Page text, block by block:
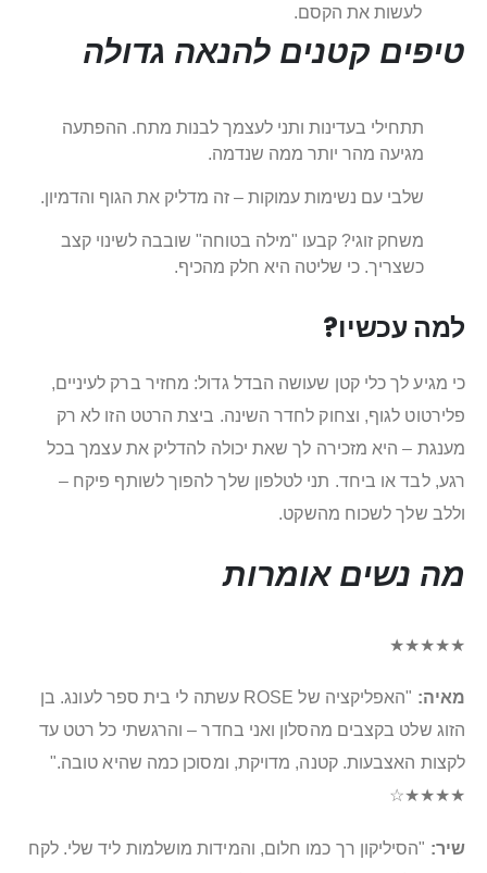
לעשות את הקסם.
טיפים קטנים להנאה גדולה
תתחילי בעדינות ותני לעצמך לבנות מתח. ההפתעה
מגיעה מהר יותר ממה שנדמה.
שלבי עם נשימות עמוקות – זה מדליק את הגוף והדמיון.
משחק זוגי? קבעו "מילה בטוחה" שובבה לשינוי קצב
כשצריך. כי שליטה היא חלק מהכיף.
למה עכשיו?
כי מגיע לך כלי קטן שעושה הבדל גדול: מחזיר ברק לעיניים,
פלירטוט לגוף, וצחוק לחדר השינה. ביצת הרטט הזו לא רק
מענגת – היא מזכירה לך שאת יכולה להדליק את עצמך בכל
רגע, לבד או ביחד. תני לטלפון שלך להפוך לשותף פיקח –
וללב שלך לשכוח מהשקט.
מה נשים אומרות
★★★★★
מאיה:
"האפליקציה של ROSE עשתה לי בית ספר לעונג. בן
הזוג שלט בקצבים מהסלון ואני בחדר – והרגשתי כל רטט עד
לקצות האצבעות. קטנה, מדויקת, ומסוכן כמה שהיא טובה."
★★★★☆
שיר: "הסיליקון רך כמו חלום, והמידות מושלמות ליד שלי. לקח